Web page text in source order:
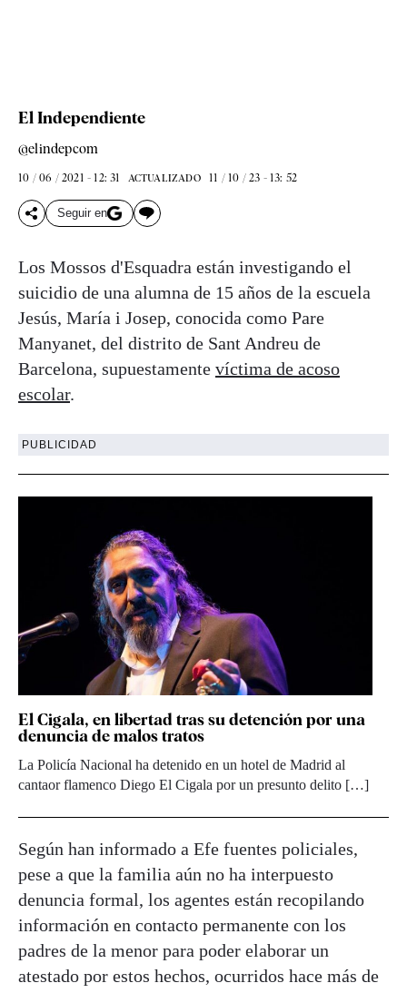
El Independiente
@elindepcom
10 / 06 / 2021 - 12: 31 ACTUALIZADO 11 / 10 / 23 - 13: 52
Seguir en
Los Mossos d'Esquadra están investigando el
suicidio de una alumna de 15 años de la escuela
Jesús, María i Josep, conocida como Pare
Manyanet, del distrito de Sant Andreu de
Barcelona, supuestamente víctima de acoso
escolar.
PUBLICIDAD
El Cigala, en libertad tras su detención por una
denuncia de malos tratos
La Policía Nacional ha detenido en un hotel de Madrid al
cantaor flamenco Diego El Cigala por un presunto delito […]
Según han informado a Efe fuentes policiales,
pese a que la familia aún no ha interpuesto
denuncia formal, los agentes están recopilando
información en contacto permanente con los
padres de la menor para poder elaborar un
atestado por estos hechos, ocurridos hace más de